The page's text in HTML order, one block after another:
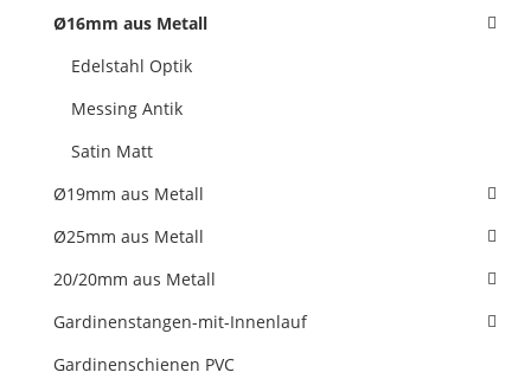
Ø16mm aus Metall
Edelstahl Optik
Messing Antik
Satin Matt
Ø19mm aus Metall
Ø25mm aus Metall
20/20mm aus Metall
Gardinenstangen-mit-Innenlauf
Gardinenschienen PVC